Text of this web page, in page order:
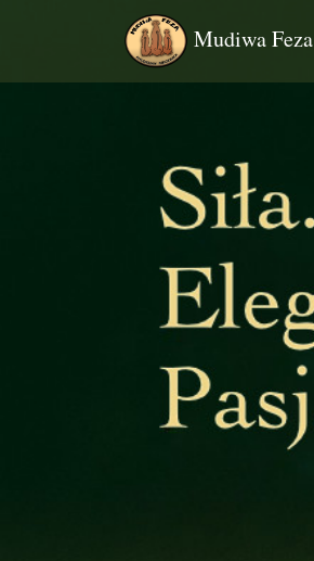
Mudiwa Feza